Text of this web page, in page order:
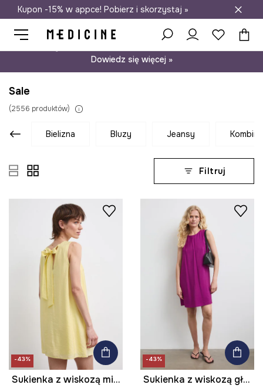
Darmowa dostawa do salonów
Kupon -15% w appce! Pobierz i skorzystaj »
Dowiedz się więcej »
Sale
(2556 produktów)
bielizna bluzy jeansy
Filtruj
-43%
Sukienka z wiskozą mini gładka
-43%
Sukienka z wiskozą gładka